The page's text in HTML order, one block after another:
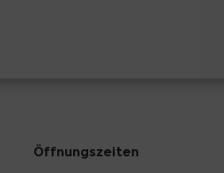
Öffnungszeiten